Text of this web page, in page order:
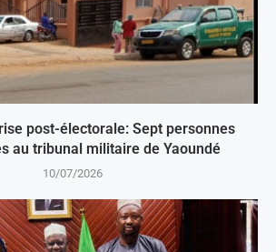
post-électorale: Sept personnes
au tribunal militaire de Yaoundé
10/07/2026